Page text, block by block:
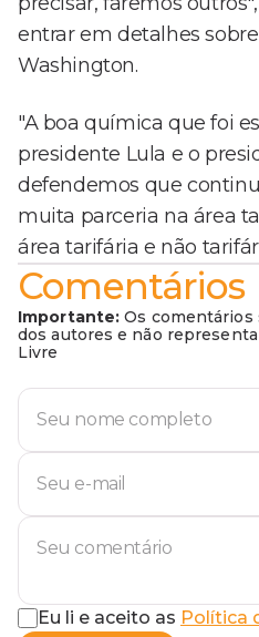
entrar em detalhes
Washington.
"A boa química que foi
presidente Lula e o
defendemos que
muita parceria na área
área tarifária e não
Comentários
Importante: Os comentários
dos autores e não
Livre
Eu li e aceito as Política